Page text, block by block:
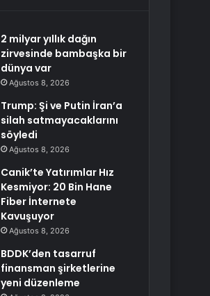
2 milyar yıllık dağın
zirvesinde bambaşka bir
dünya var
Ağustos 8, 2026
Trump: Şi ve Putin İran’a
silah satmayacaklarını
söyledi
Ağustos 8, 2026
Canik’te Yatırımlar Hız
Kesmiyor: 20 Bin Hane
Fiber İnternete
Kavuşuyor
Ağustos 8, 2026
BDDK’den tasarruf
finansman şirketlerine
yeni düzenleme